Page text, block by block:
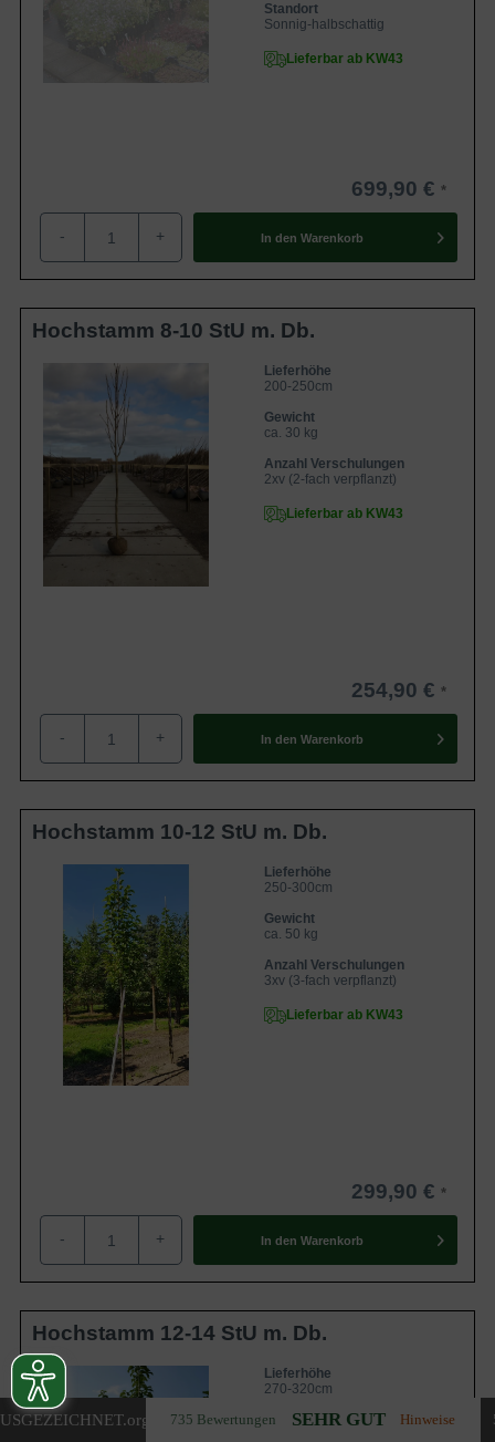
.org 735 Bewertungen SEHR GUT Hinweise
Standort
Sonnig-halbschattig
Lieferbar ab KW43
699,90 €
- + In den Warenkorb
Hochstamm 8-10 StU m. Db.
Lieferhöhe
200-250cm
Gewicht
ca. 30 kg
Anzahl Verschulungen
2xv (2-fach verpflanzt)
Lieferbar ab KW43
254,90 €
- + In den Warenkorb
Hochstamm 10-12 StU m. Db.
Lieferhöhe
250-300cm
Gewicht
ca. 50 kg
Anzahl Verschulungen
3xv (3-fach verpflanzt)
Lieferbar ab KW43
299,90 €
- + In den Warenkorb
Hochstamm 12-14 StU m. Db.
Lieferhöhe
270-320cm
Gewicht